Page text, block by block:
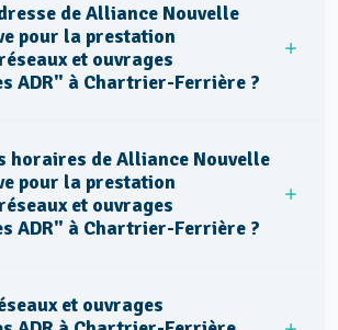
de Alliance Nouvelle
pour la prestation
et ouvrages
ADR" à Chartrier-Ferrière ?
horaires de Alliance Nouvelle
pour la prestation
et ouvrages
ADR" à Chartrier-Ferrière ?
et ouvrages